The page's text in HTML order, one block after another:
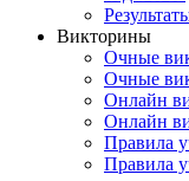
Викторины
Очные
Очные
Онлайн
Онлайн
Правила
Правила